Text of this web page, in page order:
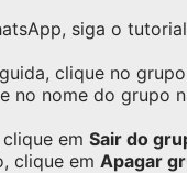
siga o
clique no
no nome do grupo
em Sair do
clique em Apagar